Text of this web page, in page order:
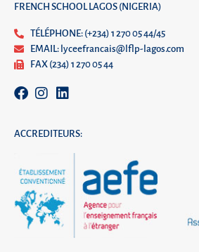
FRENCH SCHOOL LAGOS (NIGERIA)
TÉLÉPHONE: (+234) 1 270 05 44/45
EMAIL: lyceefrancais@lflp-lagos.com
FAX (234) 1 270 05 44
ACCREDITEURS: